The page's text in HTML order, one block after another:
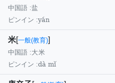
中国語 :盐
ピンイン :yán
米[一般(教育)]
中国語 :大米
ピンイン :dà mǐ